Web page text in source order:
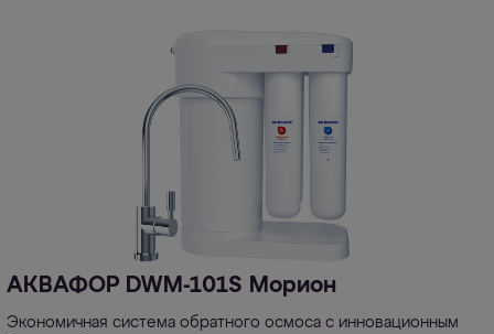
АКВАФОР DWM-101S Морион
Экономичная система обратного осмоса с инновационным